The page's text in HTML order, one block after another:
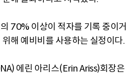
70% 이상이 적자를 기록 중이거
해 예비비를 사용하는 실정이다.
에린 아리스(Erin Ariss)회장은